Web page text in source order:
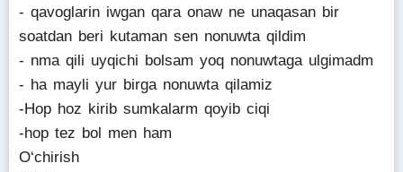
- qavoglarin iwgan qara onaw ne unaqasan bir
soatdan beri kutaman sen nonuwta qildim
- nma qili uyqichi bolsam yoq nonuwtaga ulgimadm
- ha mayli yur birga nonuwta qilamiz
-Hop hoz kirib sumkalarm qoyib ciqi
-hop tez bol men ham
O‘chirish